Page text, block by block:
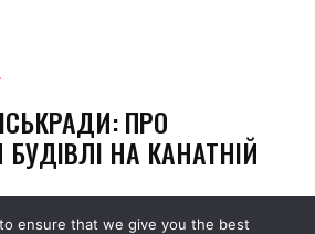
ensure that we give you the best